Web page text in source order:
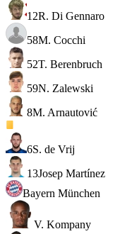
12R. Di Gennaro
58M. Cocchi
52T. Berenbruch
59N. Zalewski
8M. Arnautović
6S. de Vrij
13Josep Martínez
Bayern München
V. Kompany